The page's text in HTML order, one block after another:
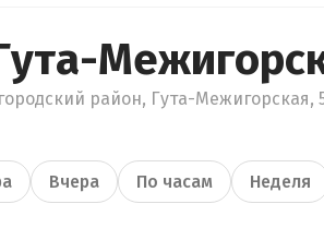
район, Гута-Межигорская,
Вчера По часам Неделя